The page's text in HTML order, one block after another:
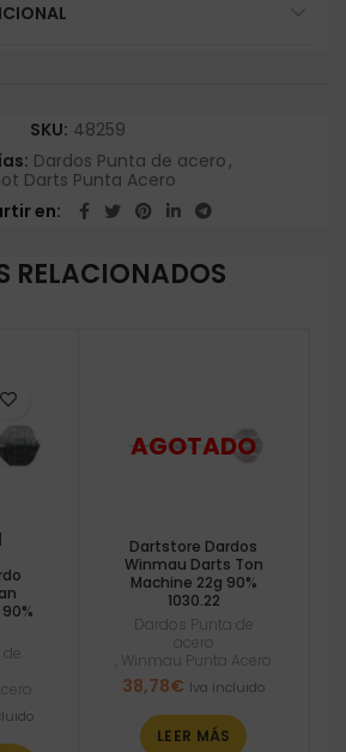
SKU: 48259
Dardos Punta de acero,
Darts Punta Acero
en
RELACIONADOS
Dartstore Dardos
Winmau Darts Ton
Machine 22g 90%
1030.22
Dardos Punta de
acero
Winmau Punta Acero
38,78€ Iva incluido
LEER MÁS